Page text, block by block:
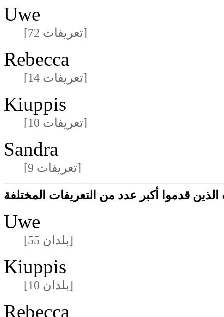
Uwe
[72 تعريفات]
Rebecca
[14 تعريفات]
Kiuppis
[10 تعريفات]
Sandra
[9 تعريفات]
قدموا أكبر عدد من التعريفات المختلفة
Uwe
[55 بلدان]
Kiuppis
[10 بلدان]
Rebecca